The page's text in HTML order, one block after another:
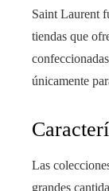
Saint Laurent
tiendas que
únicamente
Las
grandes